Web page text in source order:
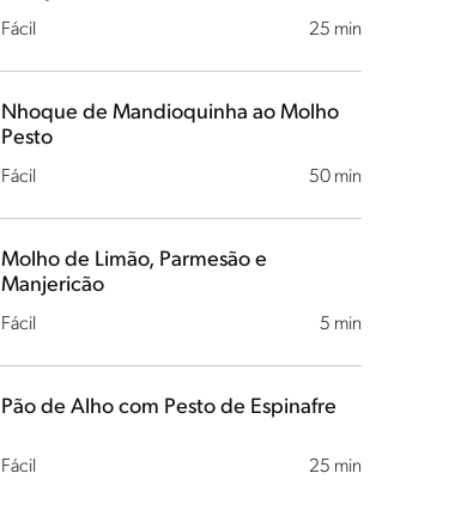
Fácil 25 min
Fácil 50 min
Nhoque de Mandioquinha ao Molho
Pesto
Fácil 5 min
Molho de Limão, Parmesão e
Manjericão
Fácil 25 min
Pão de Alho com Pesto de Espinafre